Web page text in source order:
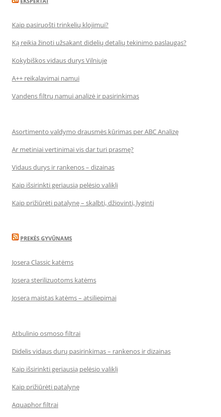
Kaip pasiruošti trinkelių klojimui?
Ką reikia žinoti užsakant didelių detalių tekinimo paslaugas?
Kokybiškos vidaus durys Vilniuje
A++ reikalavimai namui
Vandens filtrų namui analizė ir pasirinkimas
Asortimento valdymo drausmės kūrimas per ABC Analizę
Ar metiniai vertinimai vis dar turi prasmę?
Vidaus durys ir rankenos – dizainas
Kaip išsirinkti geriausią pelėsio valiklį
Kaip prižiūrėti patalynę – skalbti, džiovinti, lyginti
PREKĖS GYVŪNAMS
Josera Classic katėms
Josera sterilizuotoms katėms
Josera maistas katėms – atsiliepimai
Atbulinio osmoso filtrai
Didelis vidaus durų pasirinkimas – rankenos ir dizainas
Kaip išsirinkti geriausią pelėsio valiklį
Kaip prižiūrėti patalynę
Aquaphor filtrai